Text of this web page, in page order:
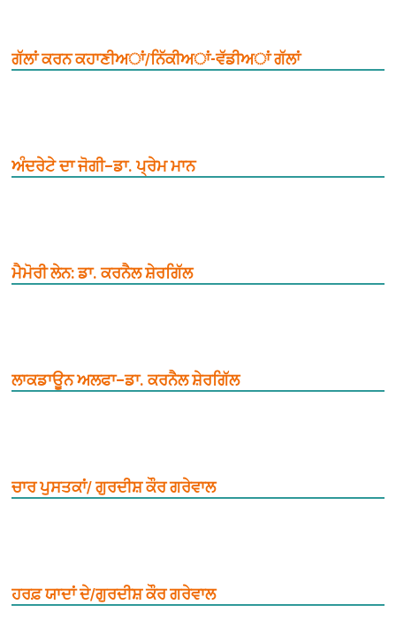
ਗੱਲਾਂ ਕਰਨ ਕਹਾਣੀਅਾਂ/ਨਿੱਕੀਅਾਂ-ਵੱਡੀਅਾਂ ਗੱਲਾਂ
ਅੰਦਰੇਟੇ ਦਾ ਜੋਗੀ–ਡਾ. ਪ੍ਰੇਮ ਮਾਨ
ਮੈਮੋਰੀ ਲੇਨ: ਡਾ. ਕਰਨੈਲ ਸ਼ੇਰਗਿੱਲ
ਲਾਕਡਾਊਨ ਅਲਫਾ–ਡਾ. ਕਰਨੈਲ ਸ਼ੇਰਗਿੱਲ
ਚਾਰ ਪੁਸਤਕਾਂ/ ਗੁਰਦੀਸ਼ ਕੌਰ ਗਰੇਵਾਲ
ਹਰਫ਼ ਯਾਦਾਂ ਦੇ/ਗੁਰਦੀਸ਼ ਕੌਰ ਗਰੇਵਾਲ